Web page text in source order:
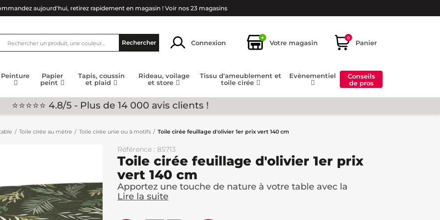
aujourd'hui, retirez rapidement en magasin ! Voir nos 23 magasins
Rechercher Connexion
+
Votre magasin
0
Panier
Peinture
Papier
peint
Tapis, coussin
et plaid
Rideau, voilage
et store
Tissu d'ameublement et
toile cirée
Evènementiel
Conseils
de pros
⭐⭐⭐⭐⭐ 4.8/5 - Plus de 14 000 avis clients !
Toile cirée au mètre Toile cirée unie ou à motifs Toile cirée feuillage d'olivier 1er prix vert 140 cm
Référence : 85713
Toile cirée feuillage d'olivier 1er prix
vert 140 cm
Apportez une touche de nature à votre table avec la
Lire la suite